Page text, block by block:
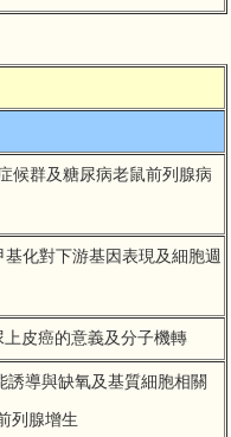
候群及糖尿病老鼠前列腺病
化對下游基因表現及細胞週
皮癌的意義及分子機轉
誘導與缺氧及基質細胞相關
列腺增生